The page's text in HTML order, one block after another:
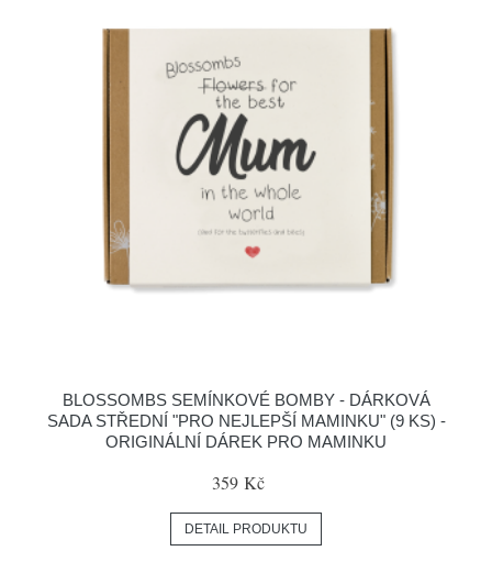
BLOSSOMBS SEMÍNKOVÉ BOMBY - DÁRKOVÁ
SADA STŘEDNÍ "PRO NEJLEPŠÍ MAMINKU" (9 KS) -
ORIGINÁLNÍ DÁREK PRO MAMINKU
359 Kč
DETAIL PRODUKTU